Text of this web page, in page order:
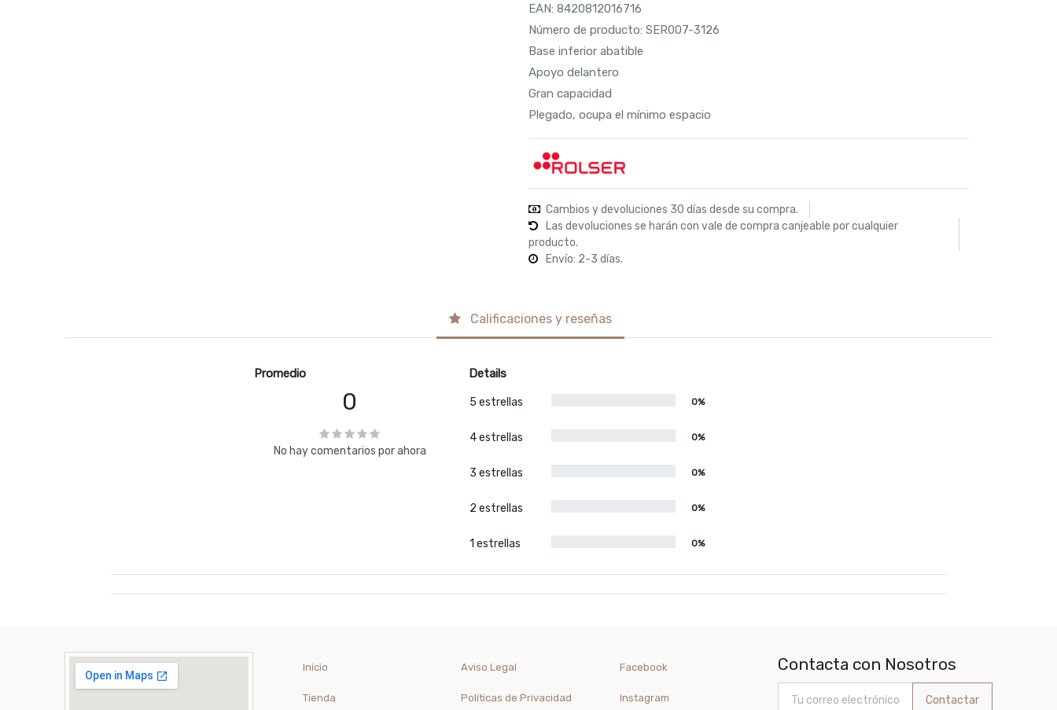
EAN: 8420812016716
Número de producto: SER007-3126
Base inferior abatible
Apoyo delantero
Gran capacidad
Plegado, ocupa el mínimo espacio
Cambios y devoluciones 30 días desde su compra.
Las devoluciones se harán con vale de compra canjeable por cualquier
producto.
Envío: 2-3 días.
Calificaciones y reseñas
Promedio
0
No hay comentarios por ahora
Details
5 estrellas 0%
4 estrellas 0%
3 estrellas 0%
2 estrellas 0%
1 estrellas 0%
Inicio
Tienda
Aviso Legal
Políticas de Privacidad
Facebook
Instagram
Contacta con Nosotros
Contactar